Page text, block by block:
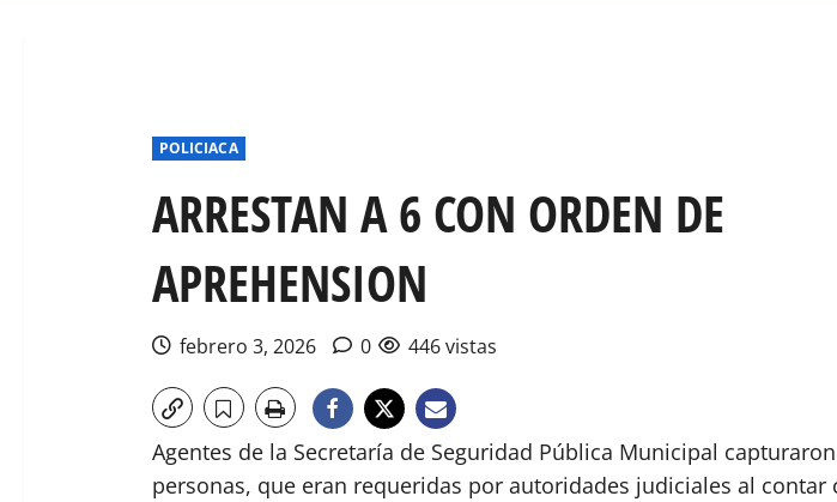
POLICIACA
ARRESTAN A 6 CON ORDEN DE
APREHENSION
febrero 3, 2026 0 446 vistas
Agentes de la Secretaría de Seguridad Pública Municipal
personas, que eran requeridas por autoridades judiciales al contar